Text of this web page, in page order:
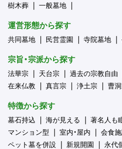
樹木葬
一般墓地
運営形態から探す
共同墓地 民営霊園 寺院墓地
宗旨・宗派から探す
法華宗 天台宗 過去の宗教自由
在来仏教
真言宗 浄土宗 曹
特徴から探す
墓石持込 海が見える 著名人も
マンション型
室内・屋内
会食
ペット墓を併設
新規開園 永代